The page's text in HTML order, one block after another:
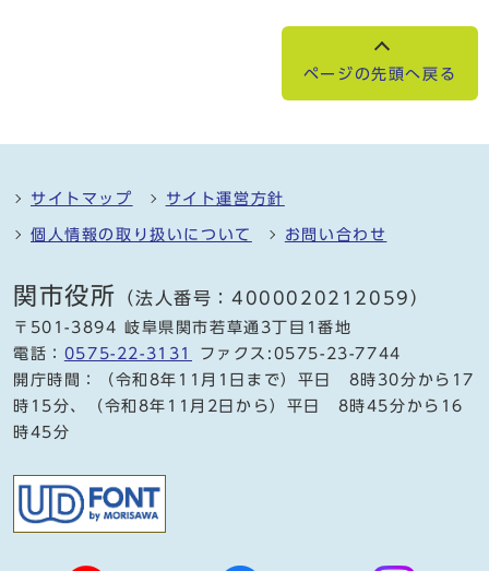
ページの先頭へ戻る
サイトマップ サイト運営方針
個人情報の取り扱いについて お問い合わせ
関市役所 （法人番号：4000020212059）
〒501-3894 岐阜県関市若草通3丁目1番地
電話： 0575-22-3131
ファクス:0575-23-7744
開庁時間：（令和8年11月1日まで）平日 8時30分から17
時15分、（令和8年11月2日から）平日 8時45分から16
時45分